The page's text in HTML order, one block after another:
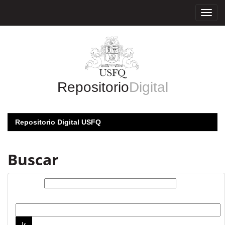
RepositorioDigital
Repositorio Digital USFQ
Buscar